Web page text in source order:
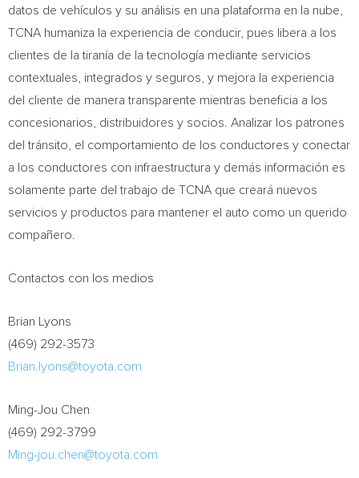
datos de vehículos y su análisis en una plataforma en la nube,
TCNA humaniza la experiencia de conducir, pues libera a los
clientes de la tiranía de la tecnología mediante servicios
contextuales, integrados y seguros, y mejora la experiencia
del cliente de manera transparente mientras beneficia a los
concesionarios, distribuidores y socios. Analizar los patrones
del tránsito, el comportamiento de los conductores y conectar
a los conductores con infraestructura y demás información es
solamente parte del trabajo de TCNA que creará nuevos
servicios y productos para mantener el auto como un querido
compañero.
Contactos con los medios
Brian Lyons
(469) 292-3573
Brian.lyons@toyota.com
Ming-Jou Chen
(469) 292-3799
Ming-jou.chen@toyota.com